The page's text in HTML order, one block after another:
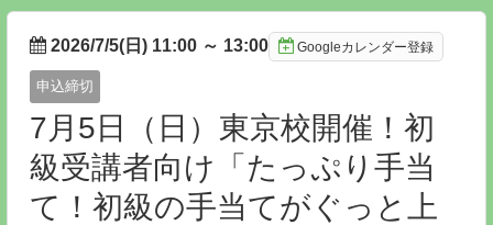
2026/7/5(日) 11:00 ～ 13:00 Googleカレンダー登録
申込締切
7月5日（日）東京校開催！初
級受講者向け「たっぷり手当
て！初級の手当てがぐっと上